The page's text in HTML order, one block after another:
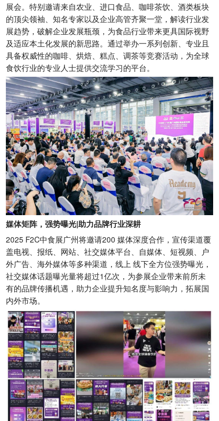
展会。特别邀请来自农业、进口食品、咖啡茶饮、酒类板块
的顶尖领袖、知名专家以及企业高管齐聚一堂，解读行业发
展趋势，破解企业发展瓶颈，为食品行业带来更具国际视野
及适应本土化发展的新思路。通过举办一系列创新、专业且
具备权威性的咖啡、烘焙、糕点、调茶等竞赛活动，为全球
食饮行业的专业人士提供交流学习的平台。
媒体矩阵，强势曝光|助力品牌行业深耕
2025 F2C中食展广州将邀请200 媒体深度合作，宣传渠道覆
盖电视、报纸、网站、社交媒体平台、自媒体、短视频、户
外广告、海外媒体等多种渠道，线上 线下全方位强势曝光，
社交媒体话题曝光量将超过1亿次，为参展企业带来前所未
有的品牌传播机遇，助力企业提升知名度与影响力，拓展国
内外市场。